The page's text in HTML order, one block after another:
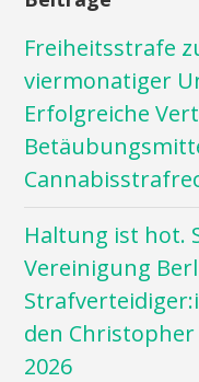
Freiheitsstrafe
viermonatiger
Erfolgreiche
Haltung ist hot.
Vereinigung
den Christopher
2026